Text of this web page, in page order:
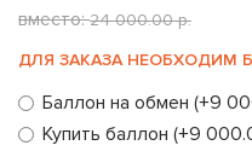
вместо:24 000.00 р.
ДЛЯ ЗАКАЗА НЕОБХОДИМ
Баллон на обмен (+9
Купить баллон (+9